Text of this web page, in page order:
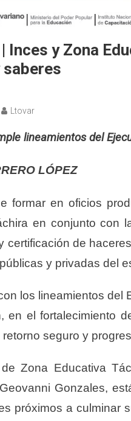
Inces y Zona
saberes
Ltovar
lineamientos del
LÓPEZ
formar en oficios
en conjunto con
certificación de
y privadas del
los lineamientos del
en el fortalecimiento
seguro y
Zona Educativa
Gonzales,
próximos a culminar